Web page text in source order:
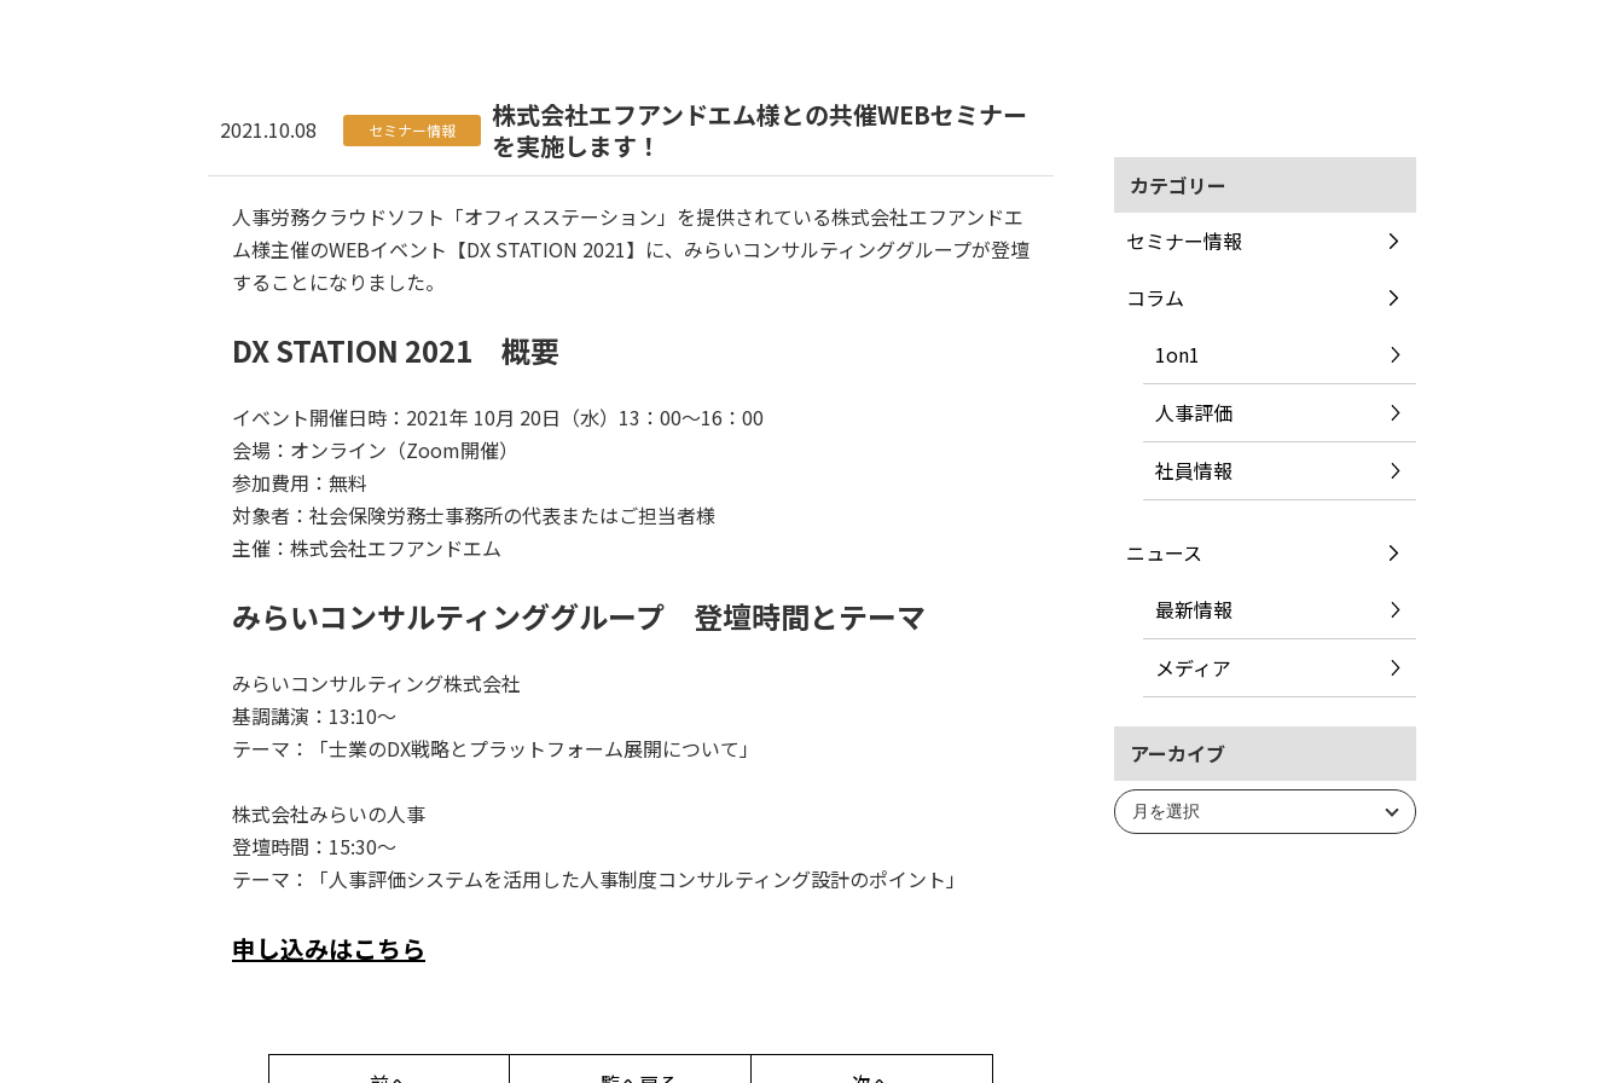
2021.10.08 セミナー情報
株式会社エフアンドエム様との共催WEBセミナー
を実施します！
人事労務クラウドソフト「オフィスステーション」を提供されている株式会社エフアンドエ
ム様主催のWEBイベント【DX STATION 2021】に、みらいコンサルティンググループが登壇
することになりました。
DX STATION 2021 概要
イベント開催日時：2021年 10月 20日（水）13：00～16：00
会場：オンライン（Zoom開催）
参加費用：無料
対象者：社会保険労務士事務所の代表またはご担当者様
主催：株式会社エフアンドエム
みらいコンサルティンググループ 登壇時間とテーマ
みらいコンサルティング株式会社
基調講演：13:10～
テーマ：「士業のDX戦略とプラットフォーム展開について」
株式会社みらいの人事
登壇時間：15:30～
テーマ：「人事評価システムを活用した人事制度コンサルティング設計のポイント」
申し込みはこちら
カテゴリー
セミナー情報
コラム
1on1
人事評価
社員情報
ニュース
最新情報
メディア
アーカイブ
ア
ー